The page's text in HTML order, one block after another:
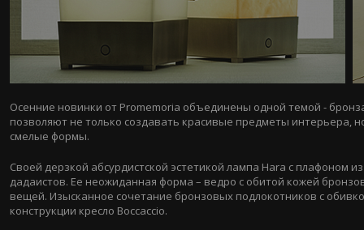
Осенние новинки от Promemoria объединены одной темой -
позволяют не только создавать красивые предметы интерьера,
смелые формы.
Своей дерзкой абсурдистской эстетикой лампа Hara c плафоном
дадаистов. Ее неожиданная форма – ведро с обитой кожей
вещей. Изысканное сочетание бронзовых подлокотников с
конструкции кресло Boccacсio.